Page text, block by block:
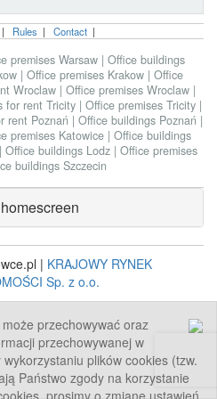
przechowywać oraz
przechowywanej w
plików cookies (tzw.
Państwo zgody na korzystanie
prosimy o zmianę ustawień
| Rules | Contact |
premises Warsaw | Office buildings
| Office premises Krakow | Office
Wroclaw | Office premises Wroclaw |
for rent Tricity | Office premises Tricity |
rent Poznań | Office buildings Poznań |
premises Katowice | Office buildings
| Office buildings Lodz | Office premises
buildings Szczecin
| KRAJOWY RYNEK
Sp. z o.o.